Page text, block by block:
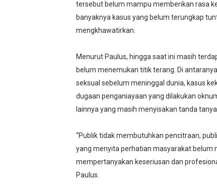
tersebut belum mampu memberikan rasa
banyaknya kasus yang belum terungkap
mengkhawatirkan.
Menurut Paulus, hingga saat ini masih
belum menemukan titik terang. Di
seksual sebelum meninggal dunia, kasus
dugaan penganiayaan yang dilakukan
lainnya yang masih menyisakan tanda
“Publik tidak membutuhkan pencitraan,
yang menyita perhatian masyarakat belum
mempertanyakan keseriusan dan
Paulus.